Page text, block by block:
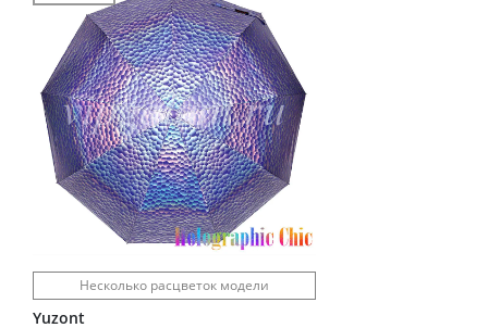
Несколько расцветок модели
Yuzont